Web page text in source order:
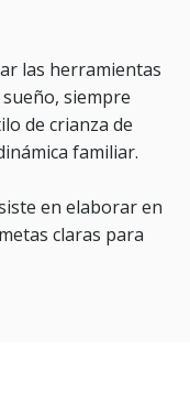
las herramientas
siempre
de crianza de
familiar.
en elaborar en
claras para